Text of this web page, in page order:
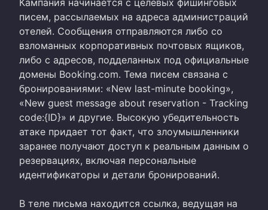
писем, рассылаемых на адреса администраций
отелей. Сообщения отправляются либо со
взломанных корпоративных почтовых ящиков,
либо с адресов, подделанных под официальные
домены Booking.com. Тема писем связана с
бронированиями: «New last-minute booking»,
«New guest message about reservation - Tracking
code:{ID}» и другие. Высокую убедительность
атаке придает тот факт, что злоумышленники
заранее получают доступ к реальным данным о
резервациях, включая персональные
идентификаторы и детали бронирований.
В теле письма находится ссылка, ведущая на